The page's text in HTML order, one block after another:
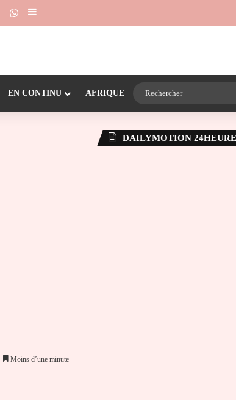
Dailymotion
Suivre la chaîne 24heureinfo sur WhatsApp
Sidebar (barre latérale)
EN CONTINU AFRIQUE
Moins d’une minute
DAILYMOTION